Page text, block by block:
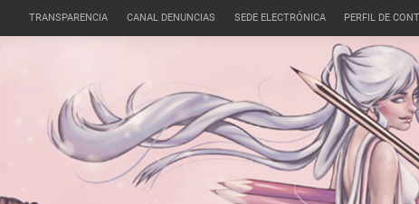
TRANSPARENCIA CANAL DENUNCIAS SEDE ELECTRÓNICA PERFIL DE